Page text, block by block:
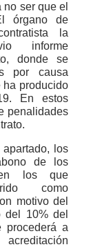
ser que el
órgano de
la
informe
donde se
por causa
ha producido
En estos
penalidades
los
de los
en los que
como
motivo del
del 10% del
procederá a